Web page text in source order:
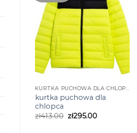
KURTKA PUCHOWA DLA CHLOPCA
kurtka puchowa dla
chlopca
zł413.00 zł295.00